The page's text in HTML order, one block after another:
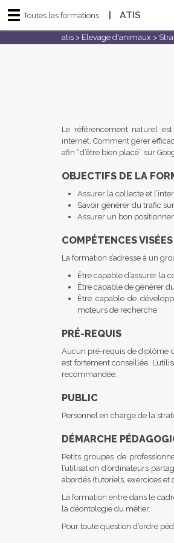
Toutes les formations | ATIS
atis > Elevage d'animaux >
Le référencement naturel
internet. Comment gérer
afin “d’être bien placé” sur
OBJECTIFS DE LA
Assurer la collecte et
Savoir générer du trafic
Assurer un bon
COMPÉTENCES VISÉES
La formation s’adresse à un
Être capable d’assurer la
Être capable de générer
Être capable de
moteurs de recherche.
PRÉ-REQUIS
Aucun pré-requis de diplôme
est fortement conseillée.
recommandée.
PUBLIC
Personnel en charge de la
DÉMARCHE
Petits groupes de
l’utilisation d’ordinateurs
abordés (tutoriels, exercices et
La formation entre dans le
la déontologie du métier.
Pour toute question d’ordre